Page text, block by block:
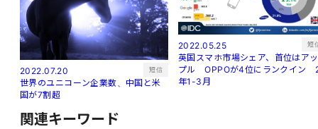
2022.07.20 短信
世界のユニコーン企業数、中国と米
国が7割超
2022.05.25 短
英国スマホ市場シェア、首位はアッ
プル OPPOが4位にランクイン
年1-3月
関連キーワード